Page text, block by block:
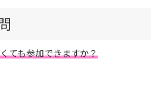
ても参加できますか？